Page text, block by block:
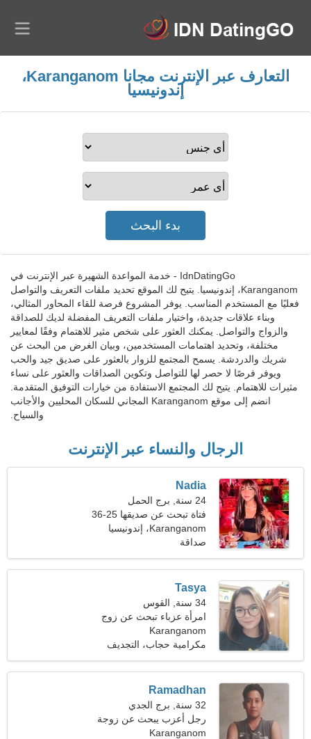
التعارف عبر الإنترنت مجانا Karanganom،
إندونيسيا
IdnDatingGo - خدمة المواعدة الشهيرة عبر الإنترنت في
Karanganom، إندونيسيا. يتيح لك الموقع تحديد ملفات التعريف والتواصل
فعليًا مع المستخدم المناسب. يوفر المشروع فرصة للقاء المحاور المثالي،
وبناء علاقات جديدة، واختيار ملفات التعريف المفضلة لديك للصداقة
والزواج والتواصل. يمكنك العثور على شخص مثير للاهتمام وفقًا لمعايير
مختلفة، وتحديد اهتمامات المستخدمين، وبيان الغرض من البحث عن
شريك والدردشة. يسمح المجتمع للزوار بالعثور على صديق جيد والحب
ويوفر فرصًا لا حصر لها للتواصل وتكوين الصداقات والعثور على نساء
مثيرات للاهتمام. يتيح لك المجتمع الاستفادة من خيارات التوفيق المتقدمة.
انضم إلى موقع Karanganom المجاني للسكان المحليين والأجانب
والسياح.
الرجال والنساء عبر الإنترنت
Nadia
24 سنة, برج الحمل
فتاة تبحث عن صديقها 25-36
Karanganom، إندونيسيا
صداقة
Tasya
34 سنة, القوس
امرأة عزباء تبحث عن زوج
Karanganom
مكرامية حجاب، التجديف
Ramadhan
32 سنة, برج الجدي
رجل أعزب يبحث عن زوجة
22-28
Karanganom